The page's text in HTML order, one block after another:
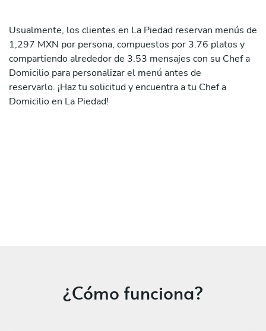
Usualmente, los clientes en La Piedad reservan menús de
1,297 MXN por persona, compuestos por 3.76 platos y
compartiendo alrededor de 3.53 mensajes con su Chef a
Domicilio para personalizar el menú antes de
reservarlo. ¡Haz tu solicitud y encuentra a tu Chef a
Domicilio en La Piedad!
¿Cómo funciona?